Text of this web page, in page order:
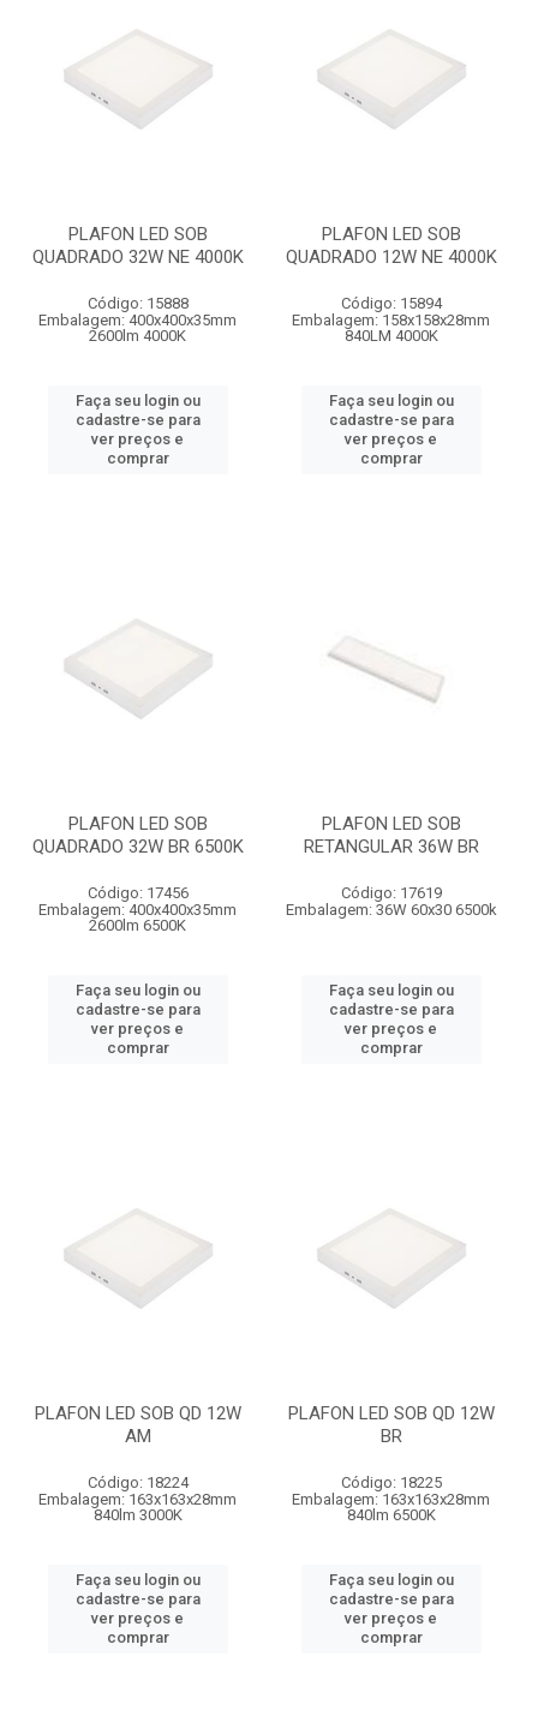
PLAFON LED SOB
QUADRADO 32W NE 4000K
Código: 15888
Embalagem: 400x400x35mm
2600lm 4000K
Faça seu login ou
cadastre-se para
ver preços e
comprar
PLAFON LED SOB
QUADRADO 12W NE 4000K
Código: 15894
Embalagem: 158x158x28mm
840LM 4000K
Faça seu login ou
cadastre-se para
ver preços e
comprar
PLAFON LED SOB
QUADRADO 32W BR 6500K
Código: 17456
Embalagem: 400x400x35mm
2600lm 6500K
Faça seu login ou
cadastre-se para
ver preços e
comprar
PLAFON LED SOB
RETANGULAR 36W BR
Código: 17619
Embalagem: 36W 60x30 6500k
Faça seu login ou
cadastre-se para
ver preços e
comprar
PLAFON LED SOB QD 12W
AM
Código: 18224
Embalagem: 163x163x28mm
840lm 3000K
Faça seu login ou
cadastre-se para
ver preços e
comprar
PLAFON LED SOB QD 12W
BR
Código: 18225
Embalagem: 163x163x28mm
840lm 6500K
Faça seu login ou
cadastre-se para
ver preços e
comprar